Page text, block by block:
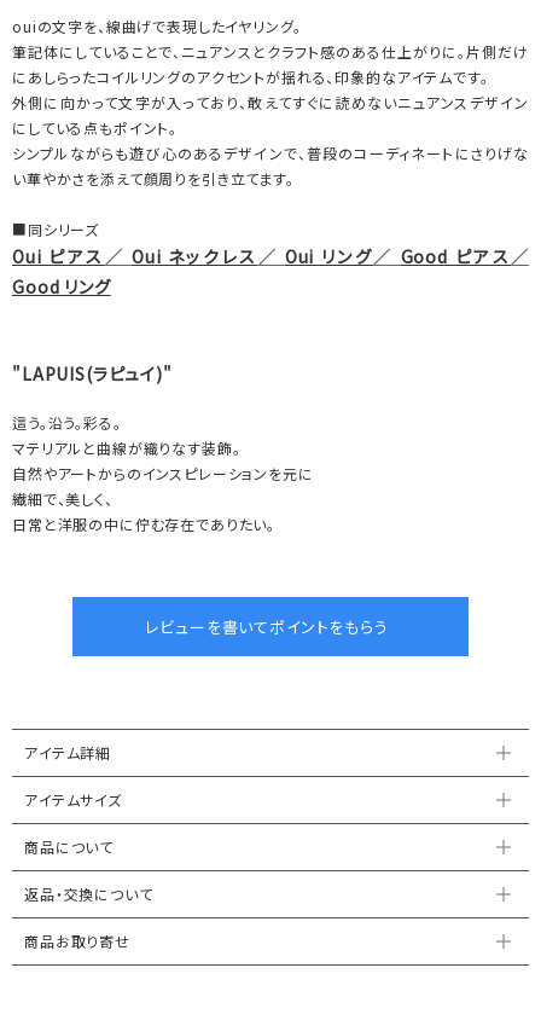
ouiの文字を、線曲げで表現したイヤリング。
筆記体にしていることで、ニュアンスとクラフト感のある仕上がりに。片側だけ
にあしらったコイルリングのアクセントが揺れる、印象的なアイテムです。
外側に向かって文字が入っており、敢えてすぐに読めないニュアンスデザイン
にしている点もポイント。
シンプルながらも遊び心のあるデザインで、普段のコーディネートにさりげな
い華やかさを添えて顔周りを引き立てます。
■同シリーズ
Oui ピアス ／ Oui ネックレス ／ Oui リング／ Good ピアス ／
Good リング
"LAPUIS(ラピュイ)"
這う。沿う。彩る。
マテリアルと曲線が織りなす装飾。
自然やアートからのインスピレーションを元に
繊細で、美しく、
日常と洋服の中に佇む存在でありたい。
アイテム詳細
アイテムサイズ
商品について
返品・交換について
商品お取り寄せ